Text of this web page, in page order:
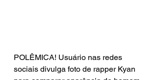
POLÊMICA! Usuário nas redes
sociais divulga foto de rapper Kyan